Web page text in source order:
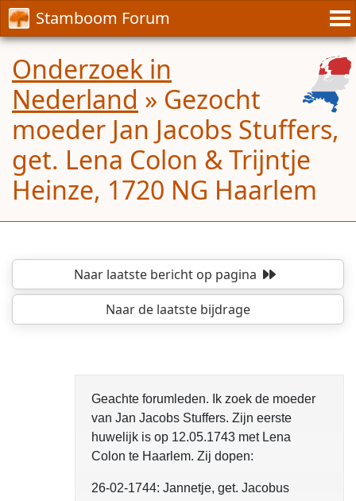
Stamboom Forum
Onderzoek in
Nederland » Gezocht
moeder Jan Jacobs Stuffers,
get. Lena Colon & Trijntje
Heinze, 1720 NG Haarlem
Naar laatste berichtop pagina
Naar de laatste bijdrage
Geachte forumleden. Ik zoek de moeder
van Jan Jacobs Stuffers. Zijn eerste
huwelijk is op 12.05.1743 met Lena
Colon te Haarlem. Zij dopen:
26-02-1744: Jannetje, get. Jacobus